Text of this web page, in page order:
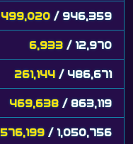
499,020 / 946,359
6,933 / 12,970
261,144 / 486,671
469,638 / 863,119
576,199 / 1,050,756